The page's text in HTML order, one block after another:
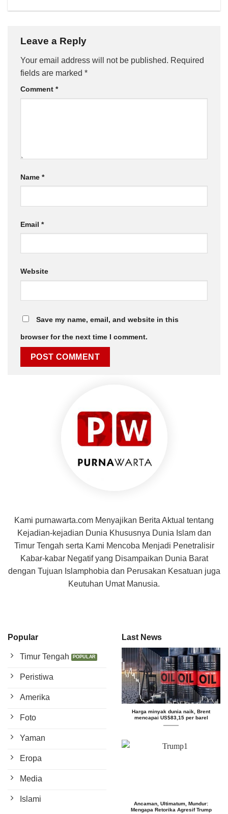
Leave a Reply
Your email address will not be published. Required
fields are marked *
Comment *
Name *
Email *
Website
Save my name, email, and website in this
browser for the next time I comment.
Kami purnawarta.com Menyajikan Berita Aktual tentang
Kejadian-kejadian Dunia Khususnya Dunia Islam dan
Timur Tengah serta Kami Mencoba Menjadi Penetralisir
Kabar-kabar Negatif yang Disampaikan Dunia Barat
dengan Tujuan Islamphobia dan Perusakan Kesatuan juga
Keutuhan Umat Manusia.
Popular
Timur Tengah
Peristiwa
Amerika
Foto
Yaman
Eropa
Media
Islami
Last News
Harga minyak dunia naik, Brent
mencapai US$83,15 per barel
Ancaman, Ultimatum, Mundur:
Mengapa Retorika Agresif Trump